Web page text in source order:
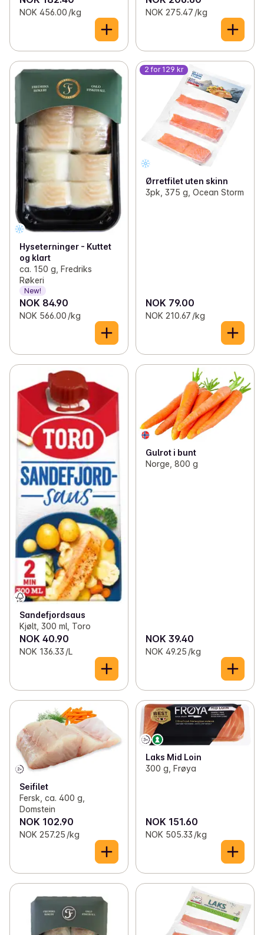
NOK 456.00 /kg NOK 275.47 /kg
Hyseterninger - Kuttet
og klart
ca. 150 g, Fredriks
Røkeri
New!
NOK 84.90
NOK 566.00 /kg
2 for 129 kr
Ørretfilet uten skinn
3pk, 375 g, Ocean Storm
NOK 79.00
NOK 210.67 /kg
Sandefjordsaus
Kjølt, 300 ml, Toro
NOK 40.90
NOK 136.33 /L
Gulrot i bunt
Norge, 800 g
NOK 39.40
NOK 49.25 /kg
Seifilet
Fersk, ca. 400 g,
Domstein
NOK 102.90
NOK 257.25 /kg
Laks Mid Loin
300 g, Frøya
NOK 151.60
NOK 505.33 /kg